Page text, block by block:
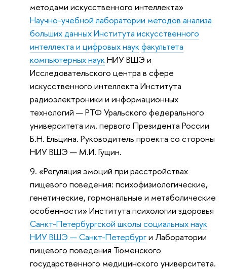
методами искусственного интеллекта»
Научно-учебной лаборатории методов анализа
больших данныхИнститута искусственного
интеллекта и цифровых наукфакультета
компьютерных наукНИУ ВШЭ и
Исследовательского центра в сфере
искусственного интеллекта Института
радиоэлектроники и информационных
технологий — РТФ Уральского федерального
университета им. первого Президента России
Б.Н. Ельцина. Руководитель проекта со стороны
НИУ ВШЭ — М.И. Гущин.
«Регуляция эмоций при расстройствах
пищевого поведения: психофизиологические,
генетические, гормональные и метаболические
особенности» Института психологии здоровья
Санкт-Петербургской школы социальных наук
НИУ ВШЭ — Санкт-Петербурги Лаборатории
пищевого поведения Тюменского
государственного медицинского университета.